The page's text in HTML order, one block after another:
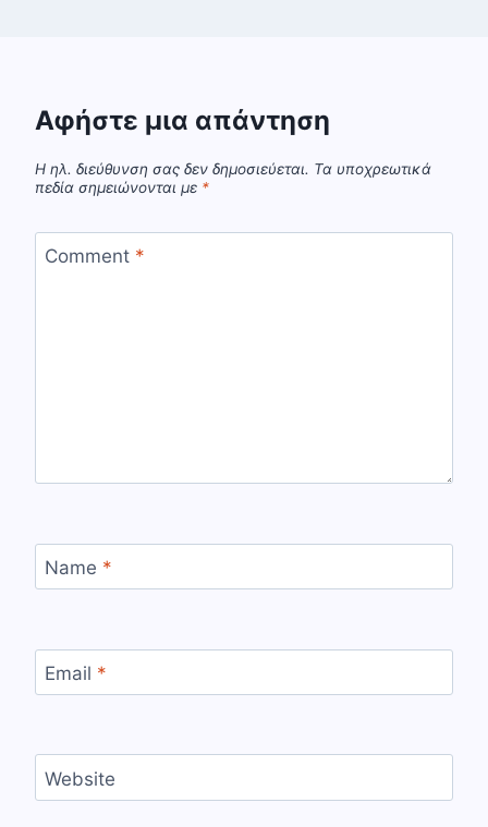
Αφήστε μια απάντηση
Η ηλ. διεύθυνση σας δεν δημοσιεύεται. Τα υποχρεωτικά
πεδία σημειώνονται με *
Comment *
Name *
Email *
Website